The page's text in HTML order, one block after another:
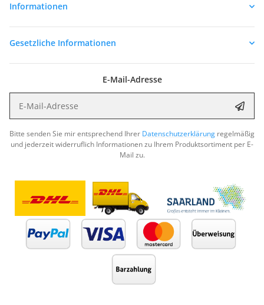
Informationen
Gesetzliche Informationen
E-Mail-Adresse
Bitte senden Sie mir entsprechend Ihrer Datenschutzerklärung regelmäßig
und jederzeit widerruflich Informationen zu Ihrem Produktsortiment per E-
Mail zu.